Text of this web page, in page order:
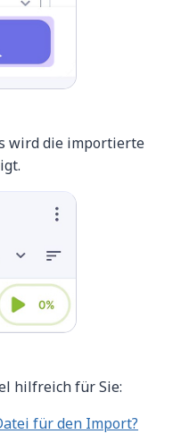
wird die importierte
hilfreich für Sie:
für den Import?